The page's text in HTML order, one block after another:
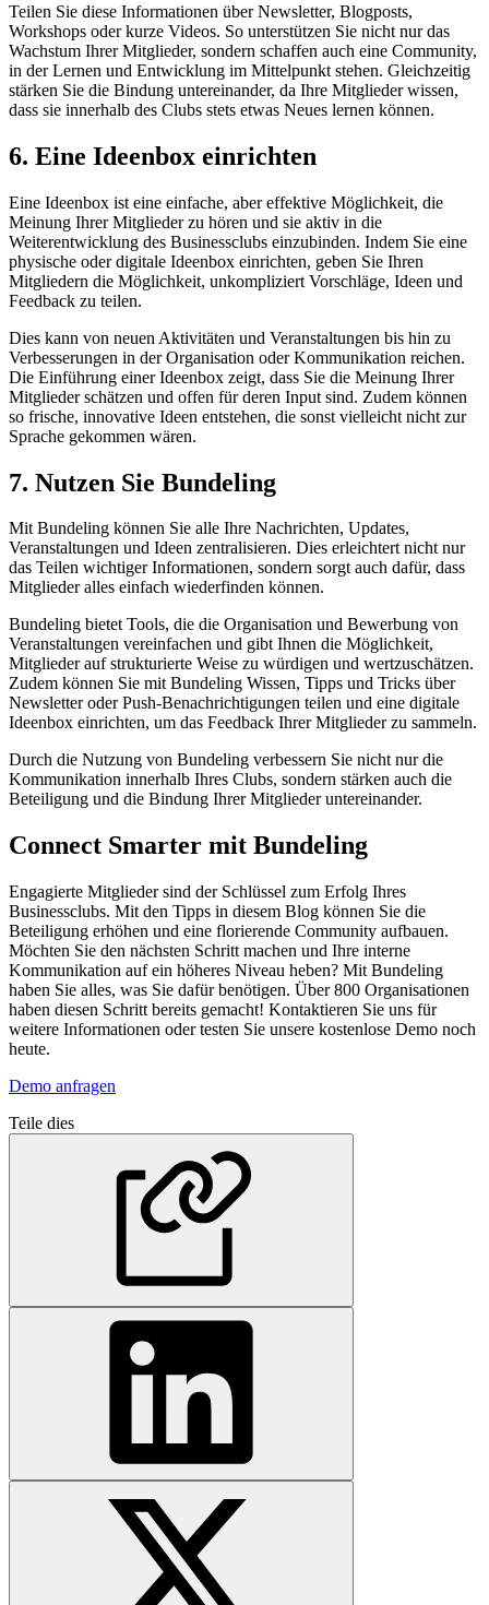
Teilen Sie diese Informationen über Newsletter, Blogposts,
Workshops oder kurze Videos. So unterstützen Sie nicht nur das
Wachstum Ihrer Mitglieder, sondern schaffen auch eine Community,
in der Lernen und Entwicklung im Mittelpunkt stehen. Gleichzeitig
stärken Sie die Bindung untereinander, da Ihre Mitglieder wissen,
dass sie innerhalb des Clubs stets etwas Neues lernen können.
6. Eine Ideenbox einrichten
Eine Ideenbox ist eine einfache, aber effektive Möglichkeit, die
Meinung Ihrer Mitglieder zu hören und sie aktiv in die
Weiterentwicklung des Businessclubs einzubinden. Indem Sie eine
physische oder digitale Ideenbox einrichten, geben Sie Ihren
Mitgliedern die Möglichkeit, unkompliziert Vorschläge, Ideen und
Feedback zu teilen.
Dies kann von neuen Aktivitäten und Veranstaltungen bis hin zu
Verbesserungen in der Organisation oder Kommunikation reichen.
Die Einführung einer Ideenbox zeigt, dass Sie die Meinung Ihrer
Mitglieder schätzen und offen für deren Input sind. Zudem können
so frische, innovative Ideen entstehen, die sonst vielleicht nicht zur
Sprache gekommen wären.
7. Nutzen Sie Bundeling
Mit Bundeling können Sie alle Ihre Nachrichten, Updates,
Veranstaltungen und Ideen zentralisieren. Dies erleichtert nicht nur
das Teilen wichtiger Informationen, sondern sorgt auch dafür, dass
Mitglieder alles einfach wiederfinden können.
Bundeling bietet Tools, die die Organisation und Bewerbung von
Veranstaltungen vereinfachen und gibt Ihnen die Möglichkeit,
Mitglieder auf strukturierte Weise zu würdigen und wertzuschätzen.
Zudem können Sie mit Bundeling Wissen, Tipps und Tricks über
Newsletter oder Push-Benachrichtigungen teilen und eine digitale
Ideenbox einrichten, um das Feedback Ihrer Mitglieder zu sammeln.
Durch die Nutzung von Bundeling verbessern Sie nicht nur die
Kommunikation innerhalb Ihres Clubs, sondern stärken auch die
Beteiligung und die Bindung Ihrer Mitglieder untereinander.
Connect Smarter mit Bundeling
Engagierte Mitglieder sind der Schlüssel zum Erfolg Ihres
Businessclubs. Mit den Tipps in diesem Blog können Sie die
Beteiligung erhöhen und eine florierende Community aufbauen.
Möchten Sie den nächsten Schritt machen und Ihre interne
Kommunikation auf ein höheres Niveau heben? Mit Bundeling
haben Sie alles, was Sie dafür benötigen. Über 800 Organisationen
haben diesen Schritt bereits gemacht! Kontaktieren Sie uns für
weitere Informationen oder testen Sie unsere kostenlose Demo noch
heute.
Demo anfragen
Teile dies